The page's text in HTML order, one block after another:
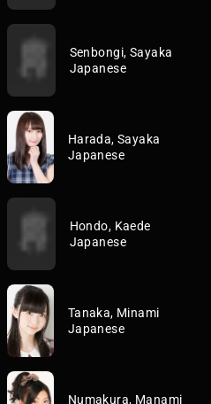
Senbongi, Sayaka
Japanese
Harada, Sayaka
Japanese
Hondo, Kaede
Japanese
Tanaka, Minami
Japanese
Numakura, Manami